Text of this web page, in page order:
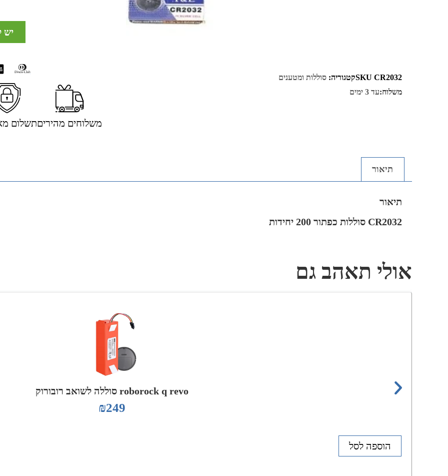
SKU CR2032 קטגוריה: סוללות ומטענים
משלוח:עד 3 ימים
יש
משלוחים מהיריםתשלום
תיאור
תיאור
CR2032 סוללות כפתור 200 יחידות
אולי תאהב גם
roborock q revo סוללה לשואב רובורוק
₪249
הוספה לסל